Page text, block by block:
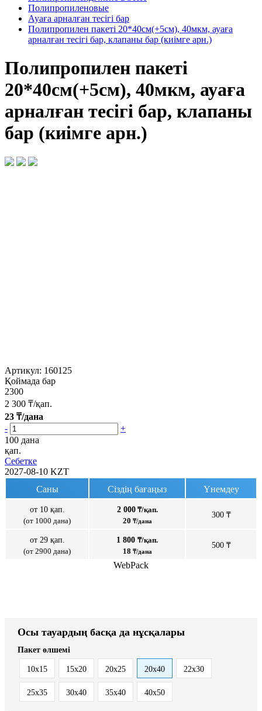
Полипропиленовые
Ауаға арналған тесігі бар
Полипропилен пакеті 20*40см(+5см), 40мкм, ауаға
арналған тесігі бар, клапаны бар (киімге арн.)
Полипропилен пакеті
20*40см(+5см), 40мкм, ауаға
арналған тесігі бар, клапаны
бар (киімге арн.)
Артикул: 160125
Қоймада бар
2300
2 300 ₸/қап.
23 ₸/дана
-
+
100 дана
қап.
Себетке
2027-08-10 KZT
Саны
Сіздің бағаңыз Үнемдеу
от 10 қап.
(от 1000 дана)
2 000₸/қап.
20 ₸/дана
300 ₸
от 29 қап.
(от 2900 дана)
1 800 ₸/қап.
18 ₸/дана
500 ₸
WebPack
Осы тауардың басқа да нұсқалары
Пакет өлшемі
10x15 15x20 20x25 20x40 22x30
25x35 30x40 35x40 40x50